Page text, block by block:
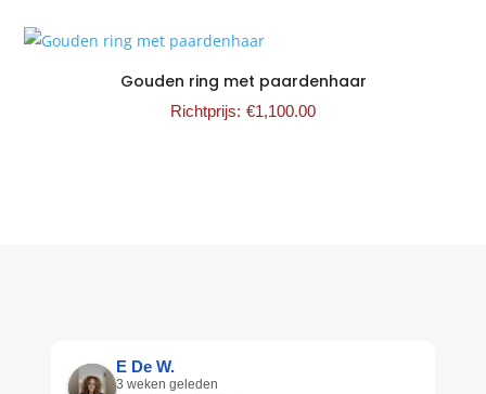
Gouden ring met paardenhaar
€1,100.00
E De W.
3 weken geleden